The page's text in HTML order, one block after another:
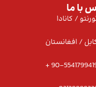
با ما
/ کانادا
/ افغانستان
90-5541799419